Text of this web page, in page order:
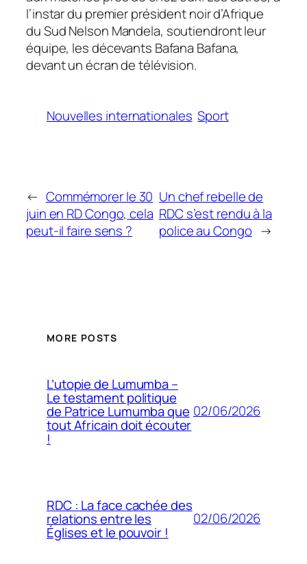
l’instar du premier président noir d’Afrique
du Sud Nelson Mandela, soutiendront leur
équipe, les décevants Bafana Bafana,
devant un écran de télévision.
Nouvelles internationales Sport
← Commémorer le 30
juin en RD Congo, cela
peut-il faire sens ?
Un chef rebelle de
RDC s’est rendu à la
police au Congo →
MORE POSTS
L’utopie de Lumumba –
Le testament politique
de Patrice Lumumba que
tout Africain doit écouter
!
02/06/2026
RDC : La face cachée des
relations entre les
Églises et le pouvoir !
02/06/2026